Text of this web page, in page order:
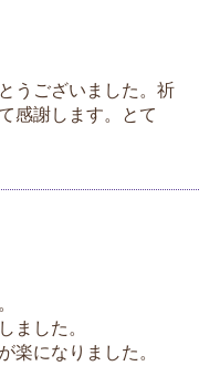
うございました。祈
感謝します。とて
ました。
楽になりました。